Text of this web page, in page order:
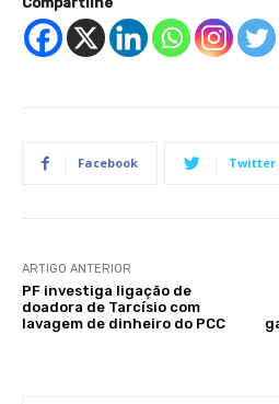
Facebook Twitter
ARTIGO ANTERIOR
PF investiga ligação de
doadora de Tarcísio com
lavagem de dinheiro do PCC